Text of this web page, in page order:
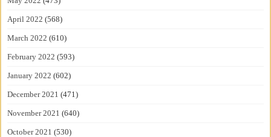
April 2022 (568)
March 2022 (610)
February 2022 (593)
January 2022 (602)
December 2021 (471)
November 2021 (640)
October 2021 (530)